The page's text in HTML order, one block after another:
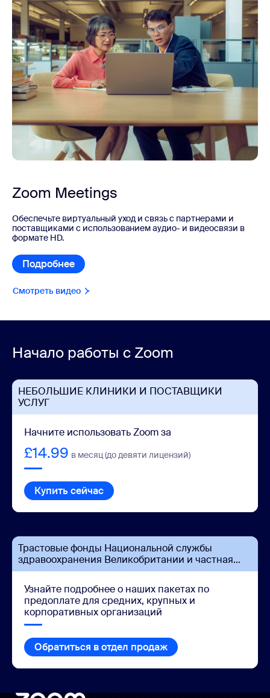
Zoom Meetings
Обеспечьте виртуальный уход и связь с партнерами и
поставщиками с использованием аудио- и видеосвязи в
формате HD.
Подробнее
Смотреть видео
Начало работы с Zoom
НЕБОЛЬШИЕ КЛИНИКИ И ПОСТАВЩИКИ
УСЛУГ
Начните использовать Zoom за
£14.99 в месяц (до девяти лицензий)
Купить сейчас
Трастовые фонды Национальной службы
здравоохранения Великобритании и частная
практика
Узнайте подробнее о наших пакетах по
предоплате для средних, крупных и
корпоративных организаций
Обратиться в отдел продаж